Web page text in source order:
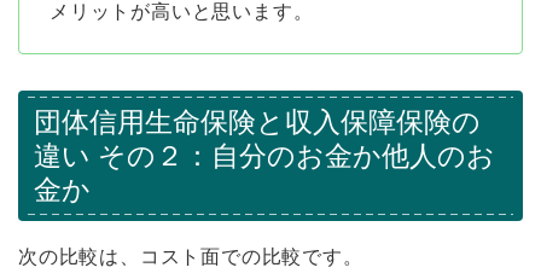
メリットが高いと思います。
団体信用生命保険と収入保障保険の
違い その２：自分のお金か他人のお
金か
次の比較は、コスト面での比較です。